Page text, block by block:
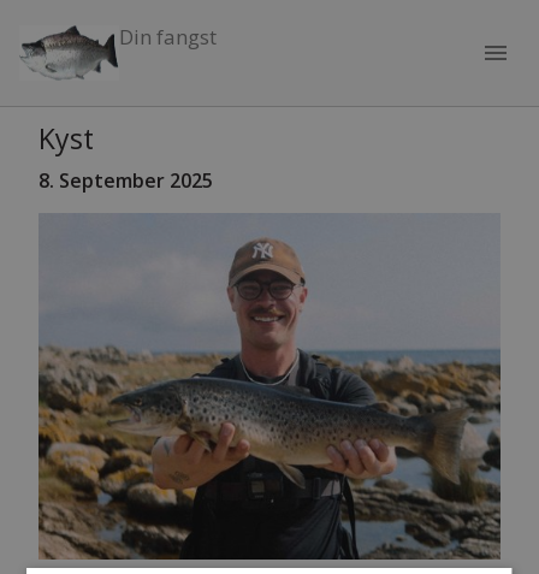
Din fangst
menu
Kyst
8. September 2025